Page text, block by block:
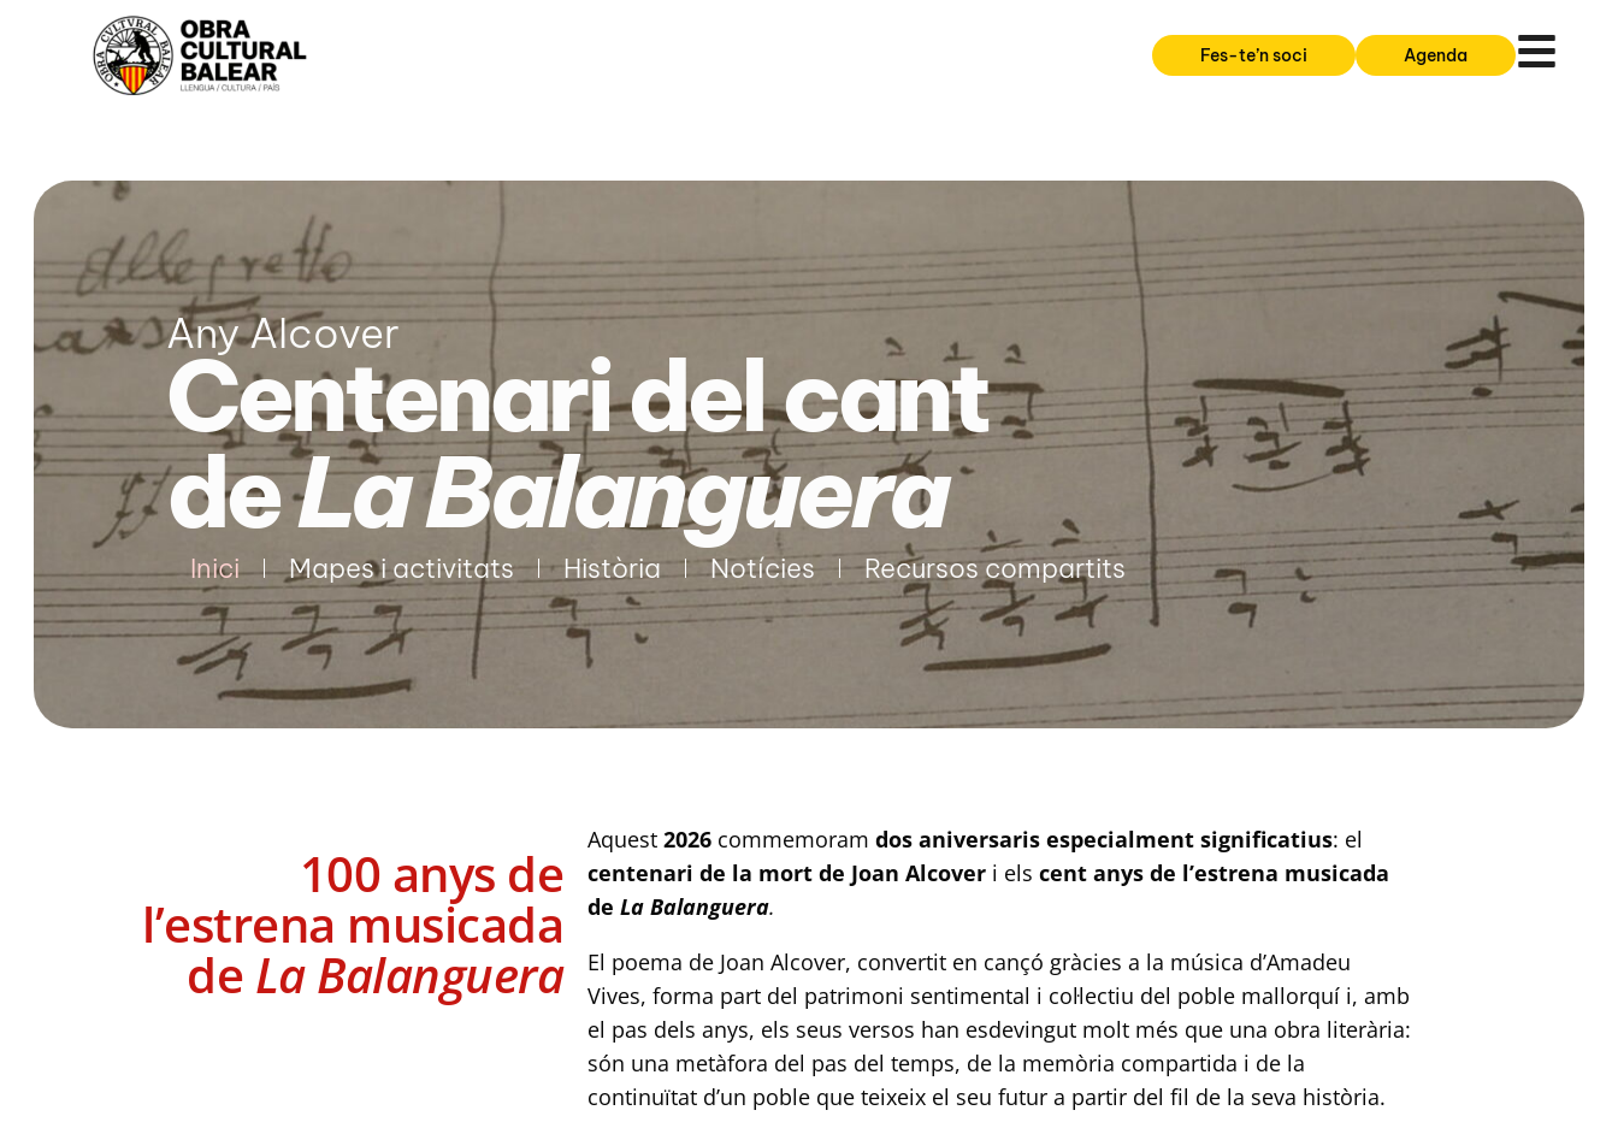
Fes-te’n soci Agenda
Any Alcover
Centenari del cant
deLa Balanguera
Inici Mapes i activitats Història Notícies Recursos compartits
100 anys de
l’estrena musicada
de La Balanguera
Aquest2026 commemoramdos aniversaris especialment significatius: el
centenari de la mort de Joan Alcover i elscent anys de l’estrena musicada
deLa Balanguera.
El poema de Joan Alcover, convertit en cançó gràcies a la música d’Amadeu
Vives, forma part del patrimoni sentimental i col·lectiu del poble mallorquí i, amb
el pas dels anys, els seus versos han esdevingut molt més que una obra literària:
són una metàfora del pas del temps, de la memòria compartida i de la
continuïtat d’un poble que teixeix el seu futur a partir del fil de la seva història.